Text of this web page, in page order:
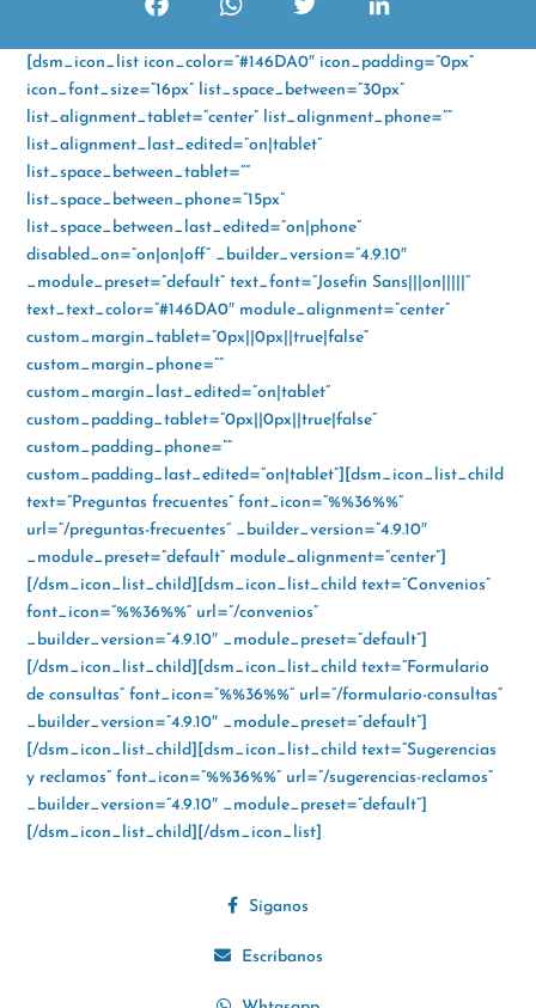
c
e
b
a
t
p
p
i
t
t
n
k
[dsm_icon_list icon_color=”#146DA0″ icon_padding=”0px”
icon_font_size=”16px” list_space_between=”30px”
list_alignment_tablet=”center” list_alignment_phone=””
list_alignment_last_edited=”on|tablet”
list_space_between_tablet=””
list_space_between_phone=”15px”
list_space_between_last_edited=”on|phone”
disabled_on=”on|on|off” _builder_version=”4.9.10″
_module_preset=”default” text_font=”Josefin Sans|||on|||||”
text_text_color=”#146DA0″ module_alignment=”center”
custom_margin_tablet=”0px||0px||true|false”
custom_margin_phone=””
custom_margin_last_edited=”on|tablet”
custom_padding_tablet=”0px||0px||true|false”
custom_padding_phone=””
custom_padding_last_edited=”on|tablet”][dsm_icon_list_child
text=”Preguntas frecuentes” font_icon=”%%36%%”
url=”/preguntas-frecuentes” _builder_version=”4.9.10″
_module_preset=”default” module_alignment=”center”]
[/dsm_icon_list_child][dsm_icon_list_child text=”Convenios”
font_icon=”%%36%%” url=”/convenios”
_builder_version=”4.9.10″ _module_preset=”default”]
[/dsm_icon_list_child][dsm_icon_list_child text=”Formulario
de consultas” font_icon=”%%36%%” url=”/formulario-consultas”
_builder_version=”4.9.10″ _module_preset=”default”]
[/dsm_icon_list_child][dsm_icon_list_child text=”Sugerencias
y reclamos” font_icon=”%%36%%” url=”/sugerencias-reclamos”
_builder_version=”4.9.10″ _module_preset=”default”]
[/dsm_icon_list_child][/dsm_icon_list]
Síganos
Escríbanos